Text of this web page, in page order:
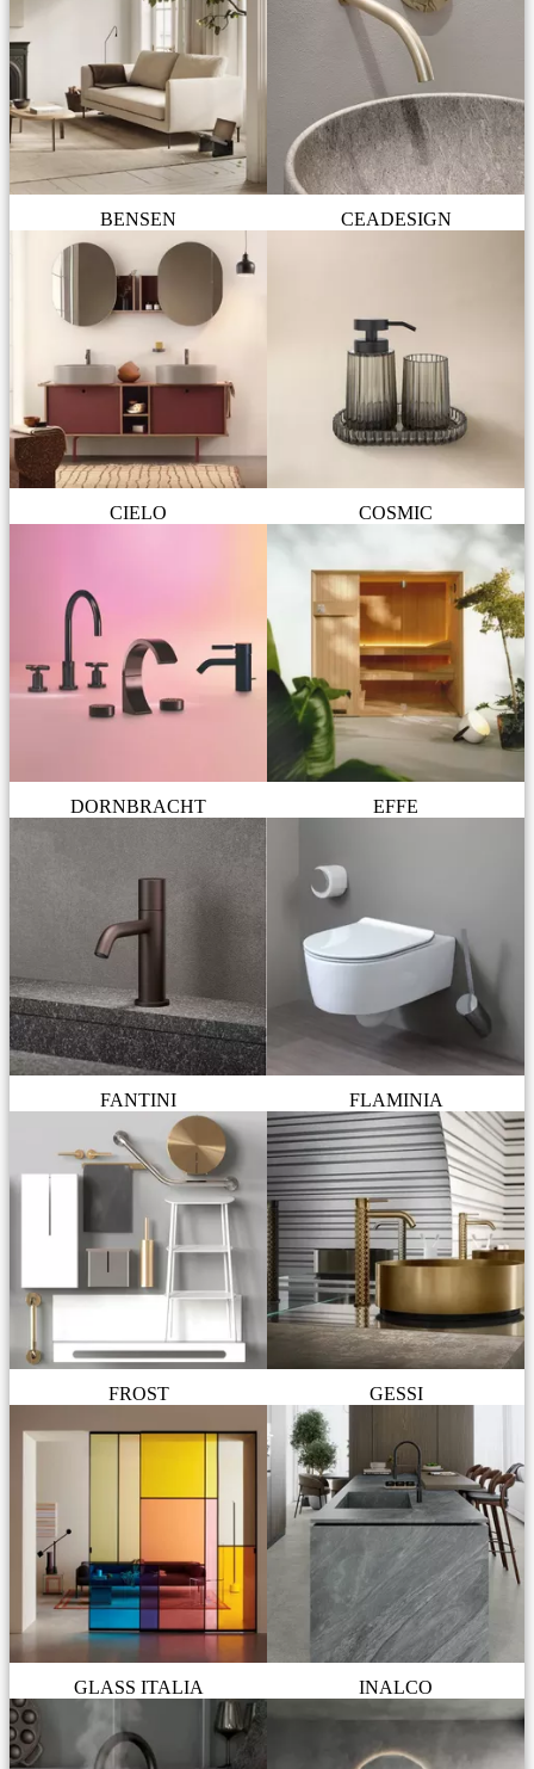
BENSEN CEADESIGN
CIELO COSMIC
DORNBRACHT EFFE
FANTINI FLAMINIA
FROST GESSI
GLASS ITALIA INALCO